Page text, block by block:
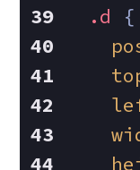
.d {